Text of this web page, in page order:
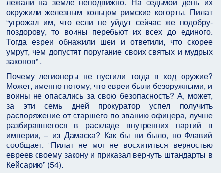
окружили железным кольцом римские когорты. Пилат
“угрожал им, что если не уйдут сейчас же подобру-
поздорову, то воины перебьют их всех до единого.
Тогда евреи обнажили шеи и ответили, что скорее
умрут, чем допустят поругание своих святых и мудрых
законов” .
Почему легионеры не пустили тогда в ход оружие?
Может, именно потому, что евреи были безоружными, и
воины не опасались за свою безопасность? А, может,
за эти семь дней прокуратор успел получить
распоряжение от старшего по званию офицера, лучше
разбиравшегося в раскладе внутренних партий в
империи, – из Дамаска? Как бы ни было, но Флавий
сообщает: “Пилат не мог не восхититься верностью
евреев своему закону и приказал вернуть штандарты в
Кейсарию” (54).